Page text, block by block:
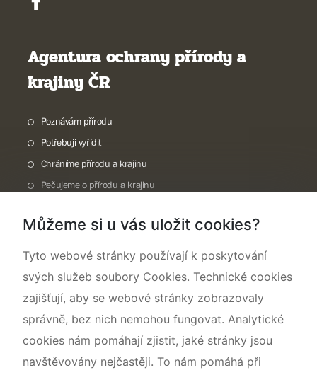
Agentura ochrany přírody a
krajiny ČR
Poznávám přírodu
Potřebuji vyřídit
Chráníme přírodu a krajinu
Pečujeme o přírodu a krajinu
O nás
Můžeme si u vás uložit cookies?
Tyto webové stránky používají k poskytování
svých služeb soubory Cookies. Technické cookies
zajišťují, aby se webové stránky zobrazovaly
správně, bez nich nemohou fungovat. Analytické
cookies nám pomáhají zjistit, jaké stránky jsou
navštěvovány nejčastěji. To nám pomáhá při